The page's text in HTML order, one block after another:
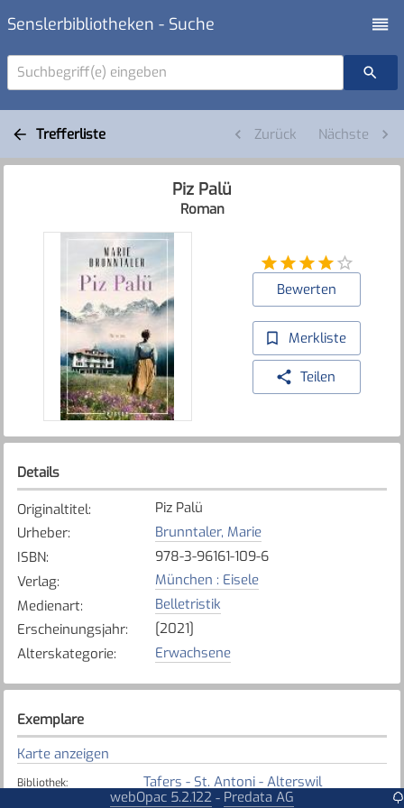
Senslerbibliotheken - Suche
Suchbegriff(e) eingeben
Trefferliste Zurück Nächste
Piz Palü
Roman
Bewerten
Merkliste
Teilen
Details
Originaltitel:
Piz Palü
Urheber:
Brunntaler, Marie
ISBN:
978-3-96161-109-6
Verlag:
München : Eisele
Medienart:
Belletristik
Erscheinungsjahr:
[2021]
Alterskategorie: Erwachsene
Exemplare
Karte anzeigen
Bibliothek: Tafers - St. Antoni - Alterswil
Verfügbar
webOpac 5.2.122 - Predata AG